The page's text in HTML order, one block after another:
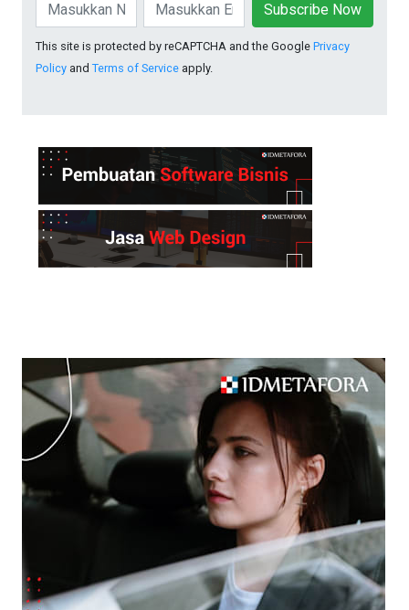
Subscribe Now
This site is protected by reCAPTCHA and the Google Privacy
Policy and Terms of Service apply.